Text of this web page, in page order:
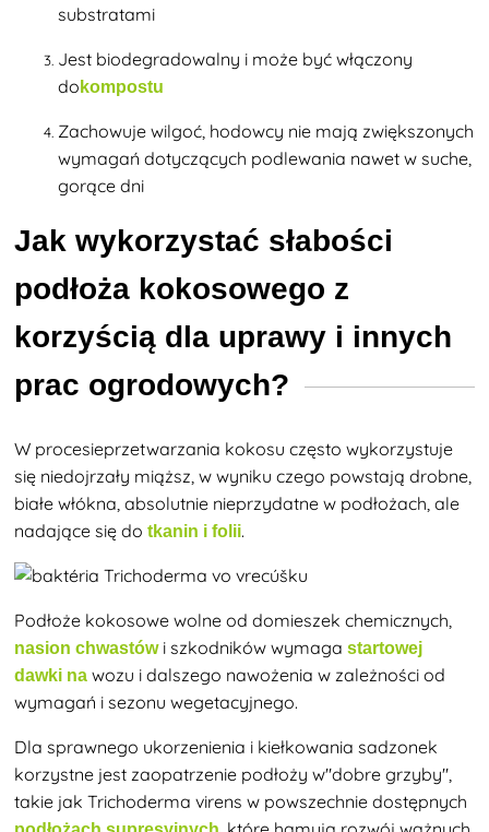
substratami
Jest biodegradowalny i może być włączony
do kompostu
Zachowuje wilgoć, hodowcy nie mają zwiększonych
wymagań dotyczących podlewania nawet w suche,
gorące dni
Jak wykorzystać słabości
podłoża kokosowego z
korzyścią dla uprawy i innych
prac ogrodowych?
W procesieprzetwarzania kokosu często wykorzystuje
się niedojrzały miąższ, w wyniku czego powstają drobne,
białe włókna, absolutnie nieprzydatne w podłożach, ale
nadające się dotkanin i folii.
Podłoże kokosowe wolne od domieszek chemicznych,
nasion chwastówi szkodników wymagastartowej
dawki na wozu i dalszego nawożenia w zależności od
wymagań i sezonu wegetacyjnego.
Dla sprawnego ukorzenienia i kiełkowania sadzonek
korzystne jest zaopatrzenie podłożyw"dobre grzyby",
takie jakTrichoderma virens w powszechnie dostępnych